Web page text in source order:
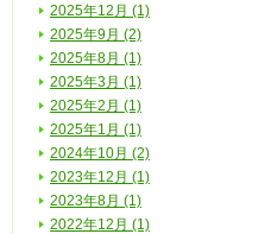
2025年12月 (1)
2025年9月 (2)
2025年8月 (1)
2025年3月 (1)
2025年2月 (1)
2025年1月 (1)
2024年10月 (2)
2023年12月 (1)
2023年8月 (1)
2022年12月 (1)